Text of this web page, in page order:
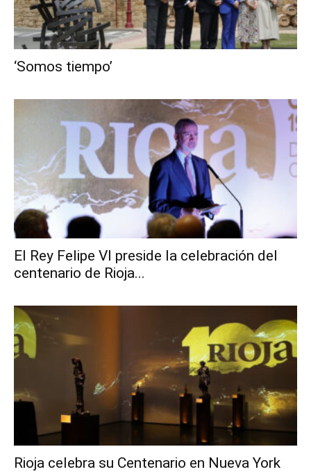
‘Somos tiempo’
El Rey Felipe VI preside la celebración del
centenario de Rioja...
Rioja celebra su Centenario en Nueva York